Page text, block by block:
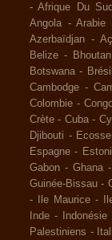
-Afrique Du Sud
Angola -Arabie
Azerbaïdjan -
Belize - Bhoutan
Botswana - Brésil
Cambodge -
Colombie -
Crète - Cuba -
Djibouti - Ecosse
Espagne -
Gabon - Ghana -
Guinée-Bissau -
-
Ile Maurice -
Inde - Indonésie
Palestiniens -